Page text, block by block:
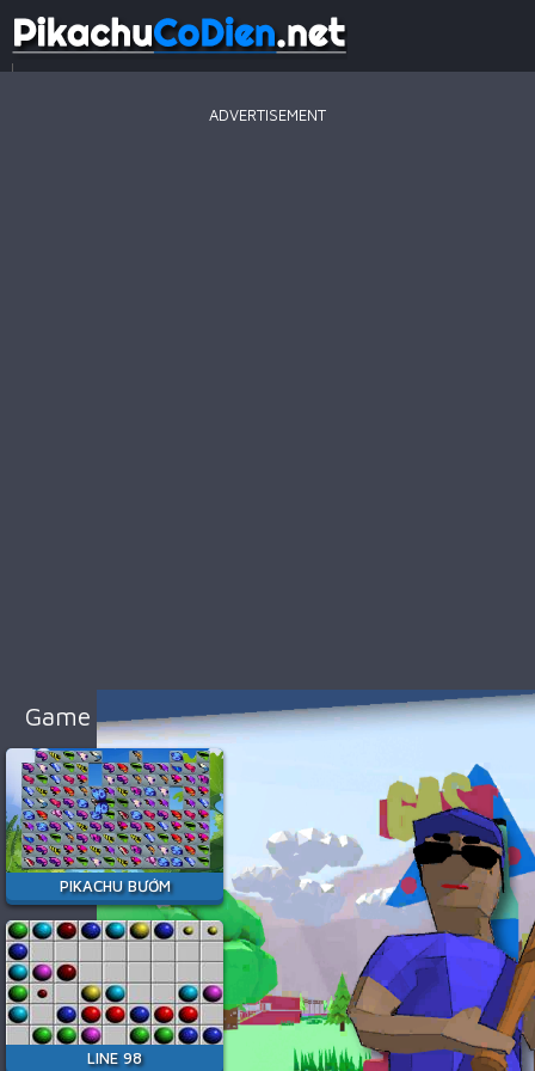
Game
Đua
Xe
Game
Minecraft
Game
Among
Us
Game
ADVERTISEMENT
Game Hay Nhất
PIKACHU BƯỚM
LINE 98